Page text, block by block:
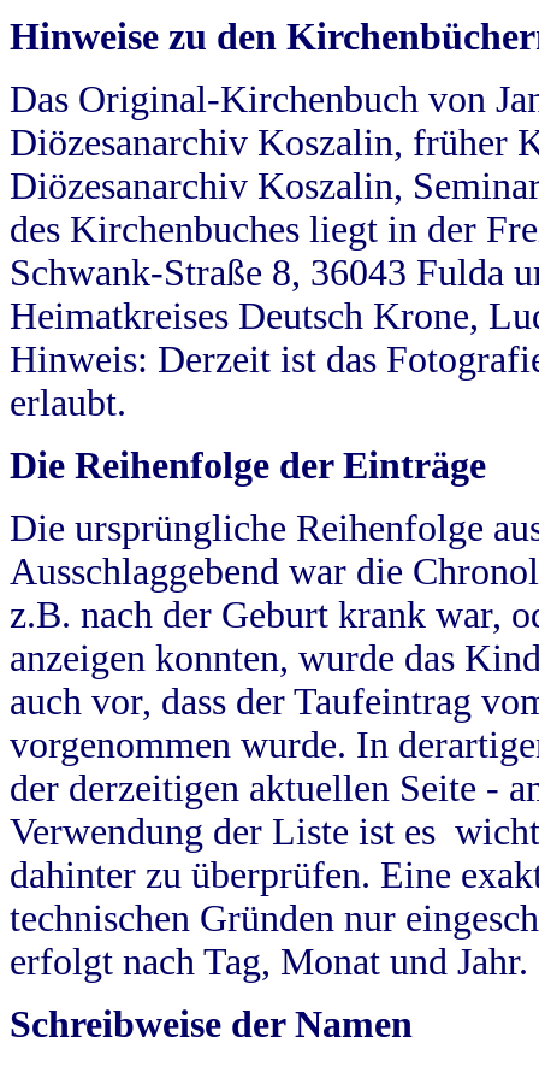
Hinweise zu den
Das Original-Kirchenbuch von
Diözesanarchiv Koszalin, früher
Diözesanarchiv Koszalin,
des Kirchenbuches liegt in der
Schwank-Straße 8, 36043 Fulda
Heimatkreises Deutsch Krone,
Hinweis: Derzeit ist das
erlaubt.
Die Reihenfolge der Einträge
Die ursprüngliche Reihenfolge
Ausschlaggebend war die
z.B. nach der Geburt krank war,
anzeigen konnten, wurde das
auch vor, dass der Taufeintrag
vorgenommen wurde. In
der derzeitigen aktuellen Seite -
Verwendung der Liste ist es
dahinter zu überprüfen. Eine
technischen Gründen nur
erfolgt nach Tag, Monat und Jahr.
Schreibweise der Namen